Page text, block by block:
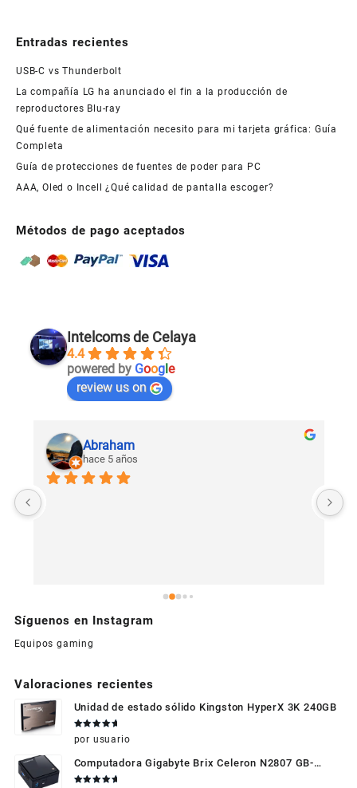
Entradas recientes
USB-C vs Thunderbolt
La compañía LG ha anunciado el fin a la producción de
reproductores Blu-ray
Qué fuente de alimentación necesito para mi tarjeta gráfica: Guía
Completa
Guía de protecciones de fuentes de poder para PC
AAA, Oled o Incell ¿Qué calidad de pantalla escoger?
Métodos de pago aceptados
Intelcoms de Celaya
4.4
powered by Google
review us on
Abraham
hace 5 años
Síguenos en Instagram
Equipos gaming
Valoraciones recientes
Unidad de estado sólido Kingston HyperX 3K 240GB
Valorado
en5 de 5
por usuario
Computadora Gigabyte Brix Celeron N2807 GB-
BXBT-2807 + WIFI + RAM de 4GB + HDD 500gb +